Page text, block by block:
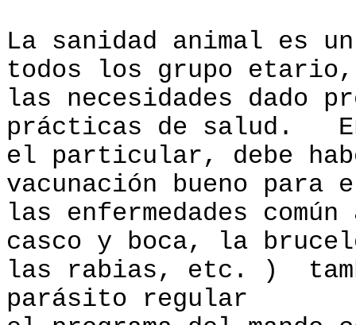
La sanidad animal es
todos los grupo etario,
las necesidades dado
prácticas de salud.
el particular, debe
vacunación bueno para
las enfermedades
casco y boca, la
las rabias, etc. )
parásito regular